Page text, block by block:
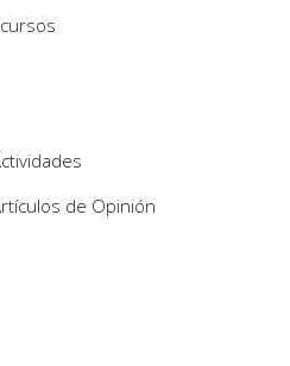
de Opinión